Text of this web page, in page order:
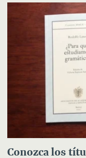
Conozca los